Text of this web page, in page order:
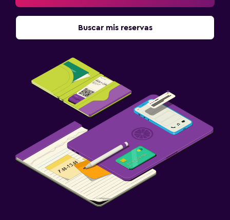
Buscar mis reservas